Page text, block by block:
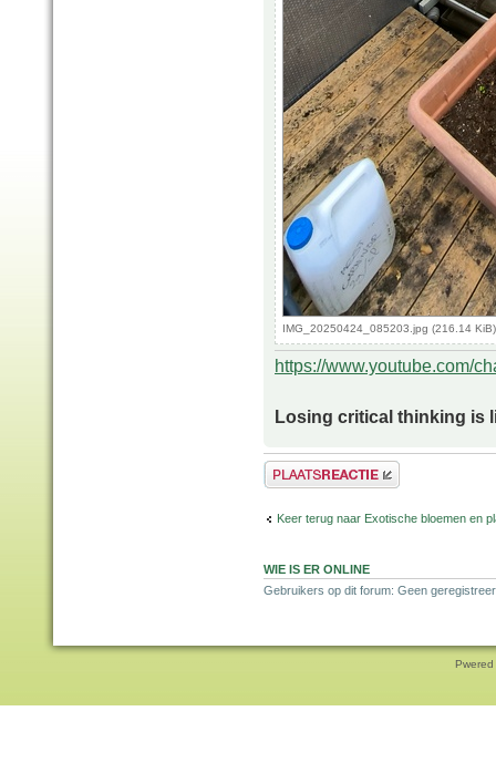
IMG_20250424_085203.jpg (216.14
https://www.youtube.com/
Losing critical thinking is
Plaats een reactie
Keer terug naar Exotische bloemen en
WIE IS ER ONLINE
Gebruikers op dit forum: Geen